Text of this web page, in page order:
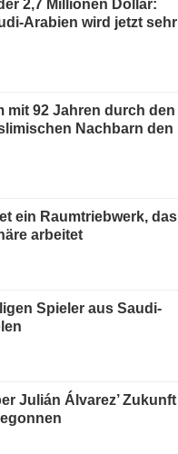
2,7 Millionen Dollar:
Arabien wird jetzt sehr
mit 92 Jahren durch den
Nachbarn den
ein Raumtriebwerk, das
arbeitet
Spieler aus Saudi-
Julián Álvarez’ Zukunft